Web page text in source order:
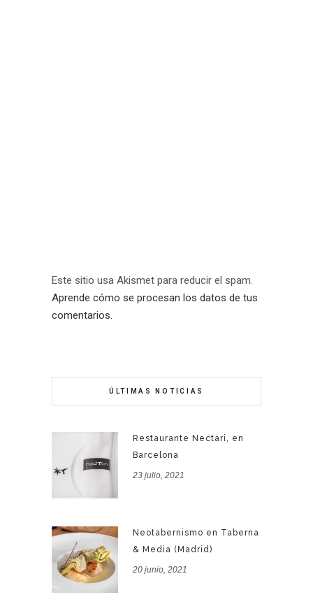
Este sitio usa Akismet para reducir el spam.
Aprende cómo se procesan los datos de tus
comentarios.
ÚLTIMAS NOTICIAS
Restaurante Nectari, en
Barcelona
23 julio, 2021
Neotabernismo en Taberna
& Media (Madrid)
20 junio, 2021